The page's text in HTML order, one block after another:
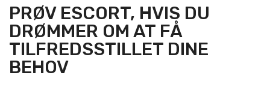
PRØV ESCORT, HVIS DU
DRØMMER OM AT FÅ
TILFREDSSTILLET DINE
BEHOV